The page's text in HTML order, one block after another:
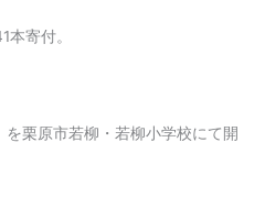
寄付。
栗原市若柳・若柳小学校にて開